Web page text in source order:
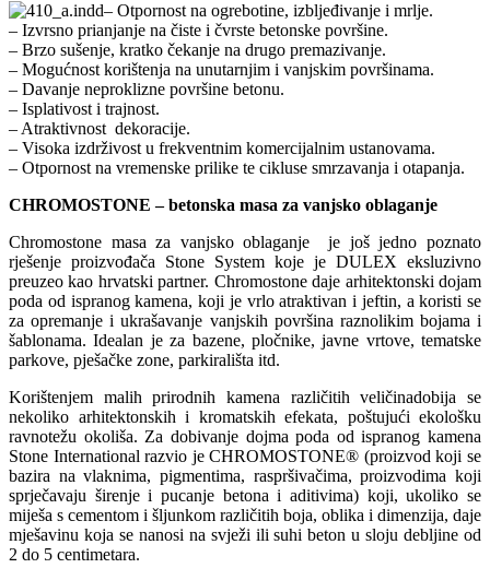
– Otpornost na ogrebotine, izbljeđivanje i mrlje.
– Izvrsno prianjanje na čiste i čvrste betonske površine.
– Brzo sušenje, kratko čekanje na drugo premazivanje.
– Mogućnost korištenja na unutarnjim i vanjskim površinama.
– Davanje neproklizne površine betonu.
– Isplativost i trajnost.
– Atraktivnost dekoracije.
– Visoka izdrživost u frekventnim komercijalnim ustanovama.
– Otpornost na vremenske prilike te cikluse smrzavanja i otapanja.
CHROMOSTONE – betonska masa za vanjsko oblaganje
Chromostone masa za vanjsko oblaganje je još jedno poznato
rješenje proizvođača Stone System koje je DULEX eksluzivno
preuzeo kao hrvatski partner. Chromostone daje arhitektonski dojam
poda od ispranog kamena, koji je vrlo atraktivan i jeftin, a koristi se
za opremanje i ukrašavanje vanjskih površina raznolikim bojama i
šablonama. Idealan je za bazene, pločnike, javne vrtove, tematske
parkove, pješačke zone, parkirališta itd.
Korištenjem malih prirodnih kamena različitih veličinadobija se
nekoliko arhitektonskih i kromatskih efekata, poštujući ekološku
ravnotežu okoliša. Za dobivanje dojma poda od ispranog kamena
Stone International razvio je CHROMOSTONE® (proizvod koji se
bazira na vlaknima, pigmentima, raspršivačima, proizvodima koji
sprječavaju širenje i pucanje betona i aditivima) koji, ukoliko se
miješa s cementom i šljunkom različitih boja, oblika i dimenzija, daje
mješavinu koja se nanosi na svježi ili suhi beton u sloju debljine od
2 do 5 centimetara.